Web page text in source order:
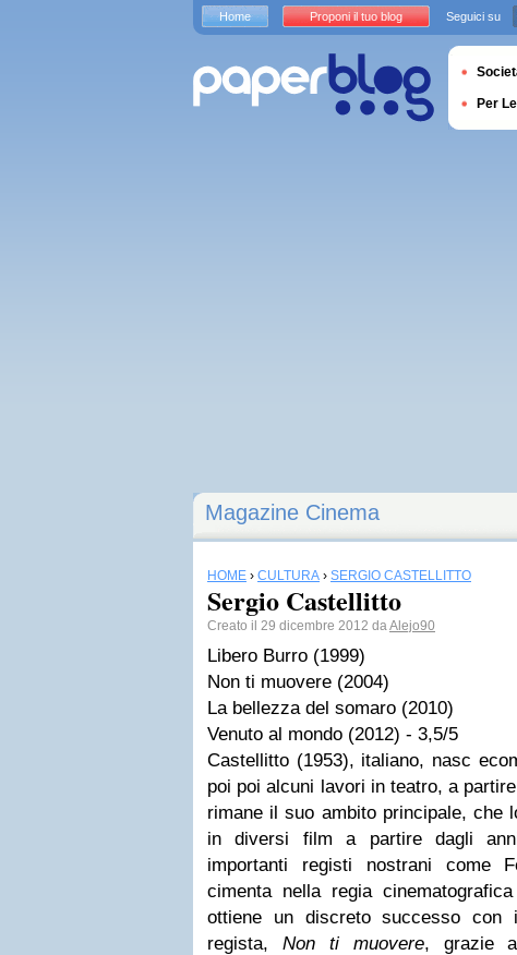
Magazine Cinema
HOME › CULTURA › SERGIO CASTELLITTO
Sergio Castellitto
Creato il 29 dicembre 2012 daAlejo90
Libero Burro (1999)
Non ti muovere (2004)
La bellezza del somaro (2010)
Venuto al mondo (2012) - 3,5/5
Castellitto (1953), italiano, nasc
poi poi alcuni lavori in teatro, a
rimane il suo ambito principale, che
in diversi film a partire dagli
importanti registi nostrani come
cimenta nella regia
ottiene un discreto successo
regista, Non ti muovere, grazie
Home Proponi il tuo blog Seguici su
Per